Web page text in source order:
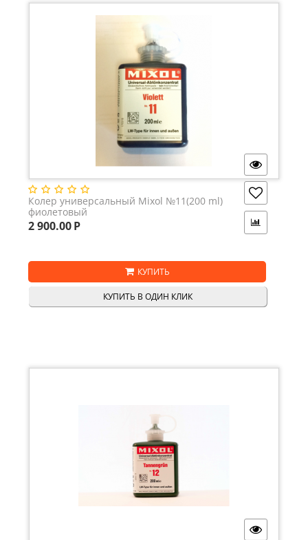
Колер универсальный Mixol №11(200 ml)
фиолетовый
2 900.00Р
КУПИТЬ
КУПИТЬ В ОДИН КЛИК